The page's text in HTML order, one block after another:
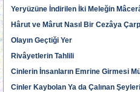
Yeryüzüne İndirilen İki Meleğin
Hârut ve Mârut Nasıl Bir Cezâya
Olayın Geçtiği Yer
Rivâyetlerin Tahlili
Cinlerin İnsanların Emrine Girmesi
Cinler Kaybolan Ya da Çalınan